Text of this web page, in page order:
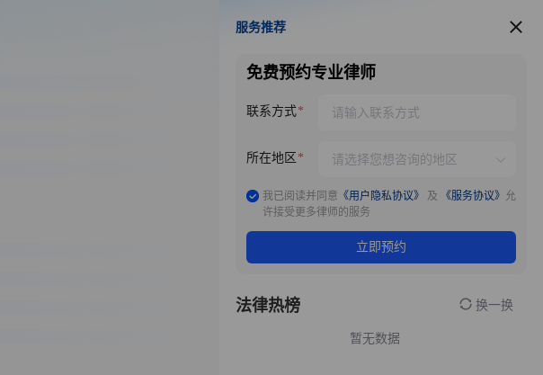
服务推荐
服务推荐
免费预约专业律师
联系方式
所在地区
我已阅读并同意 《用户隐私协议》 及 《服务协议》 允
许接受更多律师的服务
立即预约
法律热榜 换一换
暂无数据